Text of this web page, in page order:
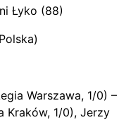
Łyko (88)
Warszawa, 1/0) –
Kraków, 1/0), Jerzy